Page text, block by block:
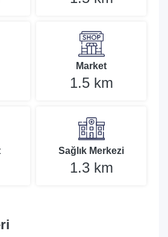
Market
1.5 km
Sağlık Merkezi
1.3 km